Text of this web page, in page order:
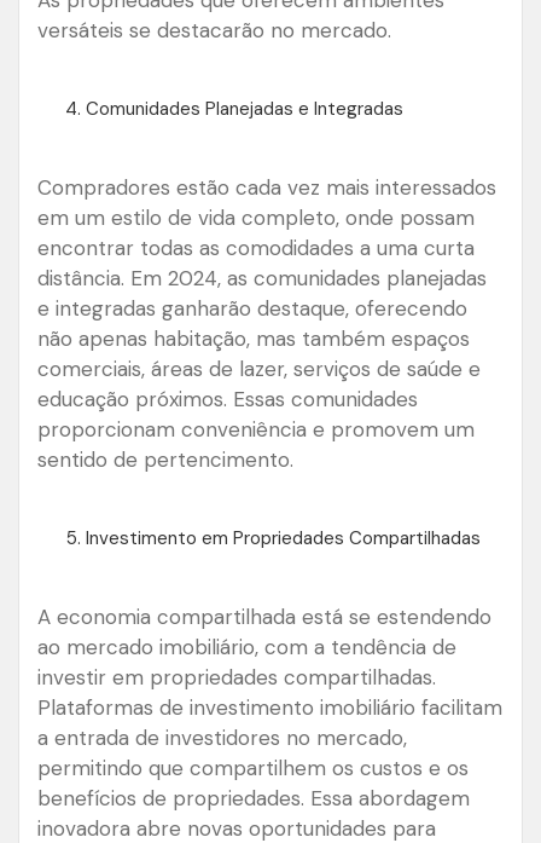
versáteis se destacarão no mercado.
Comunidades Planejadas e Integradas
Compradores estão cada vez mais interessados
em um estilo de vida completo, onde possam
encontrar todas as comodidades a uma curta
distância. Em 2024, as comunidades planejadas
e integradas ganharão destaque, oferecendo
não apenas habitação, mas também espaços
comerciais, áreas de lazer, serviços de saúde e
educação próximos. Essas comunidades
proporcionam conveniência e promovem um
sentido de pertencimento.
Investimento em Propriedades Compartilhadas
A economia compartilhada está se estendendo
ao mercado imobiliário, com a tendência de
investir em propriedades compartilhadas.
Plataformas de investimento imobiliário facilitam
a entrada de investidores no mercado,
permitindo que compartilhem os custos e os
benefícios de propriedades. Essa abordagem
inovadora abre novas oportunidades para